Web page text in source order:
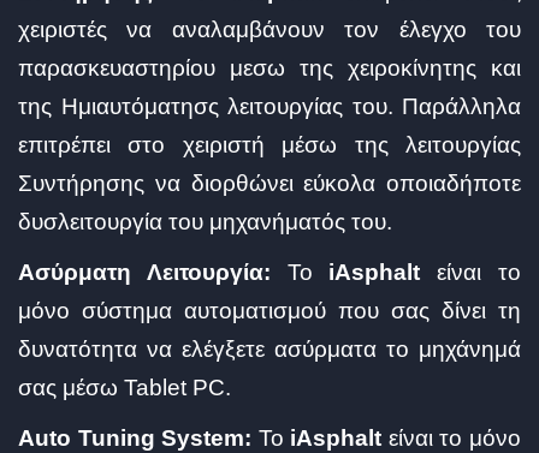
χειριστές να αναλαμβάνουν τον έλεγχο του
παρασκευαστηρίου μεσω της χειροκίνητης και
της Ημιαυτόματησς λειτουργίας του. Παράλληλα
επιτρέπει στο χειριστή μέσω της λειτουργίας
Συντήρησης να διορθώνει εύκολα οποιαδήποτε
δυσλειτουργία του μηχανήματός του.
Ασύρματη Λειτουργία: Το iAsphalt είναι το
μόνο σύστημα αυτοματισμού που σας δίνει τη
δυνατότητα να ελέγξετε ασύρματα το μηχάνημά
σας μέσω Tablet PC.
Auto Tuning System: Το iAsphalt είναι το μόνο